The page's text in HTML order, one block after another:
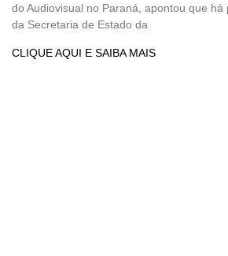
do Audiovisual no Paraná, apontou que há
da Secretaria de Estado da
CLIQUE AQUI E SAIBA MAIS